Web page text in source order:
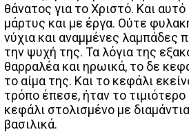
θάνατος για το Χριστό. Και
μάρτυς και με έργα. Ούτε
νύχια και αναμμένες λαμπάδες
την ψυχή της. Τα λόγια της
θαρραλέα και ηρωικά, το δε
το αίμα της. Και το κεφάλι
τρόπο έπεσε, ήταν το
κεφάλι στολισμένο με
βασιλικά.